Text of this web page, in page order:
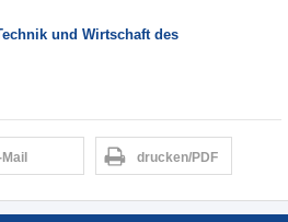
und Wirtschaft des
Mail drucken/PDF